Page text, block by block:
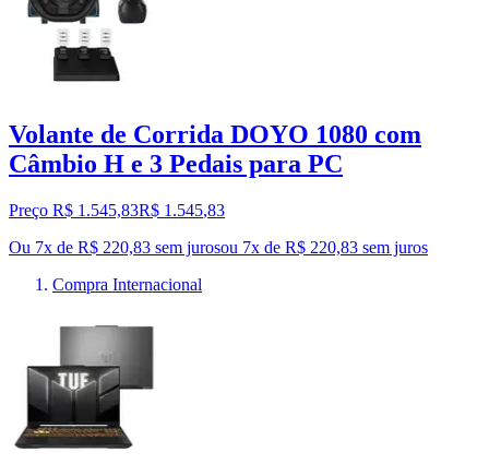
Volante de Corrida DOYO 1080 com
Câmbio H e 3 Pedais para PC
Preço R$ 1.545,83R$ 1.545,83
Ou 7x de R$ 220,83 sem jurosou 7x de R$ 220,83 sem juros
Compra Internacional